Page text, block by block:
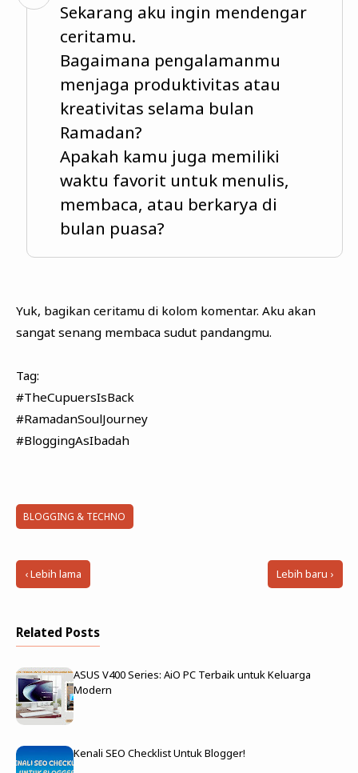
Sekarang aku ingin mendengar
ceritamu.
Bagaimana pengalamanmu
menjaga produktivitas atau
kreativitas selama bulan
Ramadan?
Apakah kamu juga memiliki
waktu favorit untuk menulis,
membaca, atau berkarya di
bulan puasa?
Yuk, bagikan ceritamu di kolom komentar. Aku akan
sangat senang membaca sudut pandangmu.
Tag:
#TheCupuersIsBack
#RamadanSoulJourney
#BloggingAsIbadah
BLOGGING & TECHNO
‹ Lebih lama Lebih baru ›
Related Posts
ASUS V400 Series: AiO PC Terbaik untuk Keluarga
Modern
Kenali SEO Checklist Untuk Blogger!